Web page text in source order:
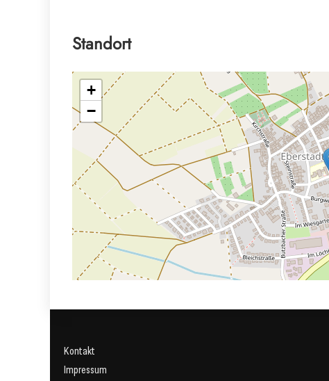
Standort
+
−
Kontakt
Impressum